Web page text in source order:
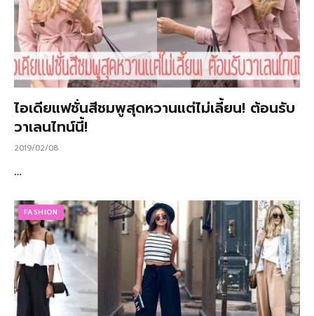
ไอเดียแฟชั่นสีชมพูสุดหวานแต่ไม่เลี้ยน! ต้อนรับ
วาเลนไทน์นี้!
2019/02/08
…
FASHION